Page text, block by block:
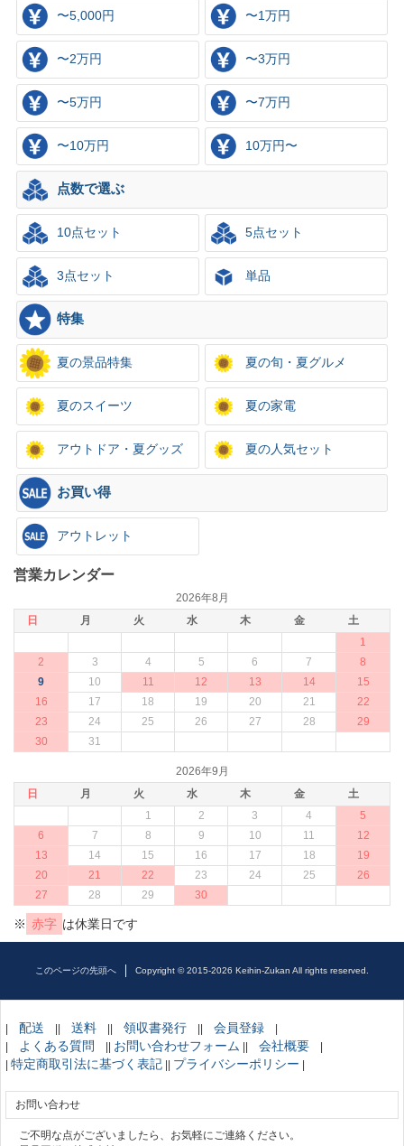
〜5,000円 〜1万円
〜2万円 〜3万円
〜5万円 〜7万円
〜10万円 10万円〜
点数で選ぶ
10点セット 5点セット
3点セット 単品
特集
夏の景品特集 夏の旬・夏グルメ
夏のスイーツ 夏の家電
アウトドア・夏グッズ 夏の人気セット
お買い得
アウトレット
営業カレンダー
2026年8月
日
月 火 水 木 金
土
1
2
3 4 5 6 7
8
9
10 11 12 13 14
15
16
17 18 19 20 21
22
23
24 25 26 27 28
29
30
31
2026年9月
日
月 火 水 木 金
土
1
2 3 4
5
6
7 8 9 10 11
12
13
14 15 16 17 18
19
20
21 22 23 24 25
26
27
28 29 30
※ 赤字 は休業日です
このページの先頭へ Copyright © 2015-2026 Keihin-Zukan All rights reserved.
配送 送料 領収書発行 会員登録
よくある質問 お問い合わせフォーム 会社概要
特定商取引法に基づく表記 プライバシーポリシー
お問い合わせ
ご不明な点がございましたら、お気軽にご連絡ください。